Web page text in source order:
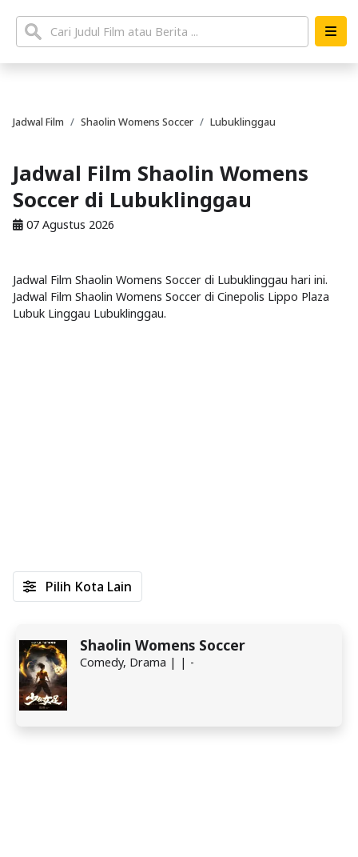
Jadwal Film Shaolin Womens Soccer Lubuklinggau
Jadwal Film Shaolin Womens
Soccer di Lubuklinggau
07 Agustus 2026
Jadwal Film Shaolin Womens Soccer di Lubuklinggau hari ini.
Jadwal Film Shaolin Womens Soccer di Cinepolis Lippo Plaza
Lubuk Linggau Lubuklinggau.
Shaolin Womens Soccer
Comedy, Drama | | -
Pilih Kota Lain